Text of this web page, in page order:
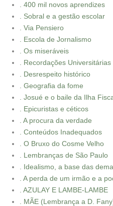
. 400 mil novos aprendizes
. Sobral e a gestão escolar
. Via Pensiero
. Escola de Jornalismo
. Os miseráveis
. Recordações Universitárias
. Desrespeito histórico
. Geografia da fome
. Josué e o baile da Ilha
. Epicuristas e céticos
. A procura da verdade
. Conteúdos Inadequados
. O Bruxo do Cosme Velho
. Lembranças de São Paulo
. Idealismo, a base das
. A perda de um irmão e a
. AZULAY E LAMBE-LAMBE
. MÃE (Lembrança a D.